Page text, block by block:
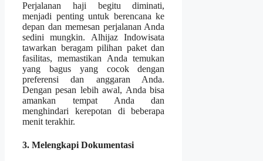
Perjalanan haji begitu diminati,
menjadi penting untuk berencana ke
depan dan memesan perjalanan Anda
sedini mungkin. Alhijaz Indowisata
tawarkan beragam pilihan paket dan
fasilitas, memastikan Anda temukan
yang bagus yang cocok dengan
preferensi dan anggaran Anda.
Dengan pesan lebih awal, Anda bisa
amankan tempat Anda dan
menghindari kerepotan di beberapa
menit terakhir.
3. Melengkapi Dokumentasi